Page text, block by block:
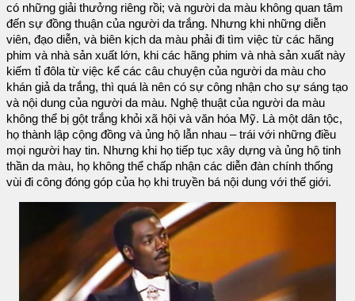
có những giải thưởng riêng rồi; và người da màu không quan tâm
đến sự đồng thuận của người da trắng. Nhưng khi những diễn
viên, đạo diễn, và biên kịch da màu phải đi tìm việc từ các hãng
phim và nhà sản xuất lớn, khi các hãng phim và nhà sản xuất này
kiếm tỉ đôla từ việc kể các câu chuyện của người da màu cho
khán giả da trắng, thì quá là nên có sự công nhận cho sự sáng tạo
và nội dung của người da màu. Nghệ thuật của người da màu
không thể bị gột trắng khỏi xã hội và văn hóa Mỹ. Là một dân tộc,
họ thành lập cộng đồng và ủng hộ lẫn nhau – trái với những điều
mọi người hay tin. Nhưng khi họ tiếp tục xây dựng và ủng hộ tinh
thần da màu, họ không thể chấp nhận các diễn đàn chính thống
vùi đi công đóng góp của họ khi truyền bá nội dung với thế giới.